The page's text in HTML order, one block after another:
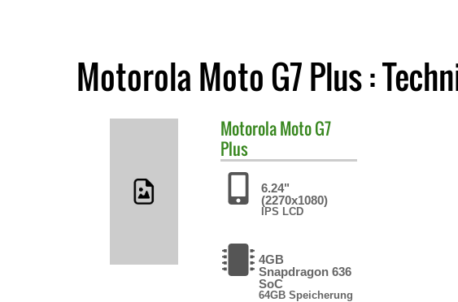
Motorola Moto G7 Plus :
MotorolaMoto G7
Plus
6.24"
(2270x1080)
IPS LCD
4GB
Snapdragon 636
SoC
64GB Speicherung